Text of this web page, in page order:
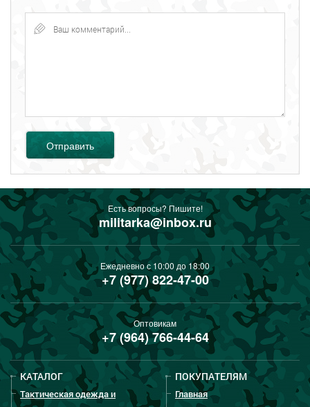
Отправить
Есть вопросы? Пишите!
militarka@inbox.ru
Ежедневно с 10:00 до 18:00
+7 (977) 822-47-00
Оптовикам
+7 (964) 766-44-64
КАТАЛОГ
Тактическая одежда и
ПОКУПАТЕЛЯМ
Главная